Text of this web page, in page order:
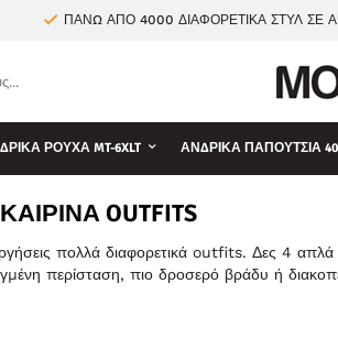
ΠΑΝΩ ΑΠΟ 4000 ΔΙΑΦΟΡΕΤΙΚΑ ΣΤΥΛ ΣΕ
ΡΟΥΧΑ MT-6XLT ΑΝΔΡΙΚΆ ΠΑΠΟΎΤΣΙΑ
OUTFITS
πολλά διαφορετικά outfits. Δες 4
περίσταση, πιο δροσερό βράδυ ή